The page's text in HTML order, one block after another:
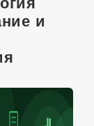
и